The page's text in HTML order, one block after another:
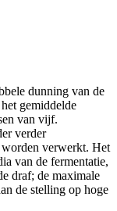
dunning van de
gemiddelde
van vijf.
verder
worden verwerkt. Het
van de fermentatie,
draf; de maximale
de stelling op hoge